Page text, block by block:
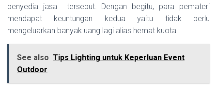
penyedia jasa tersebut. Dengan begitu, para pemateri
mendapat keuntungan kedua yaitu tidak perlu
mengeluarkan banyak uang lagi alias hemat kuota.
See also Tips Lighting untuk Keperluan Event
Outdoor